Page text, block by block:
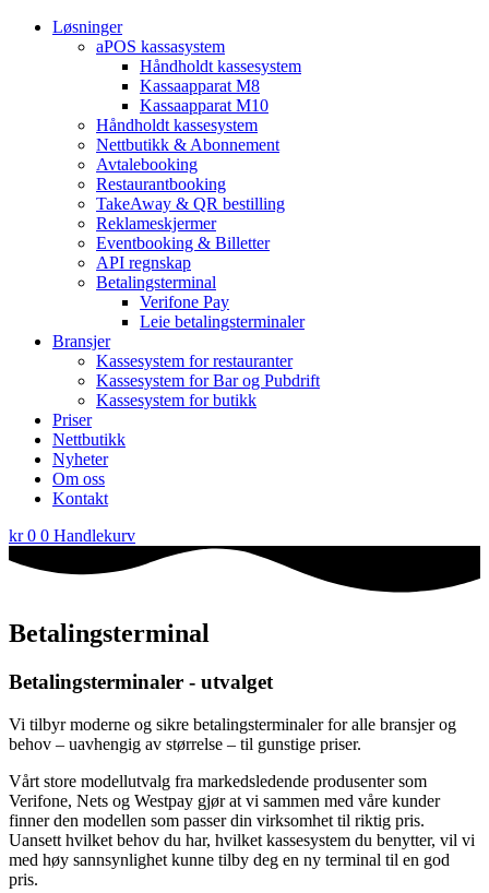
Løsninger
aPOS kassasystem
Håndholdt kassesystem
Kassaapparat M8
Kassaapparat M10
Håndholdt kassesystem
Nettbutikk & Abonnement
Avtale­booking
Restaurantbooking
TakeAway & QR bestilling
Reklameskjermer
Eventbooking & Billetter
API regnskap
Betalingsterminal
Verifone Pay
Leie betalingsterminaler
Bransjer
Kassesystem for restauranter
Kassesystem for Bar og Pubdrift
Kassesystem for butikk
Priser
Nettbutikk
Nyheter
Om oss
Kontakt
kr0 0 Handlekurv
Betalingsterminal
Betalingsterminaler - utvalget
Vi tilbyr moderne og sikre betalingsterminaler for alle bransjer og
behov – uavhengig av størrelse – til gunstige priser.
Vårt store modellutvalg fra markedsledende produsenter som
Verifone, Nets og Westpay gjør at vi sammen med våre kunder
finner den modellen som passer din virksomhet til riktig pris.
Uansett hvilket behov du har, hvilket kassesystem du benytter, vil vi
med høy sannsynlighet kunne tilby deg en ny terminal til en god
pris.